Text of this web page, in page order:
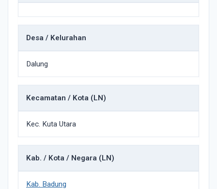
Desa / Kelurahan
Dalung
Kecamatan / Kota (LN)
Kec. Kuta Utara
Kab. / Kota / Negara (LN)
Kab. Badung